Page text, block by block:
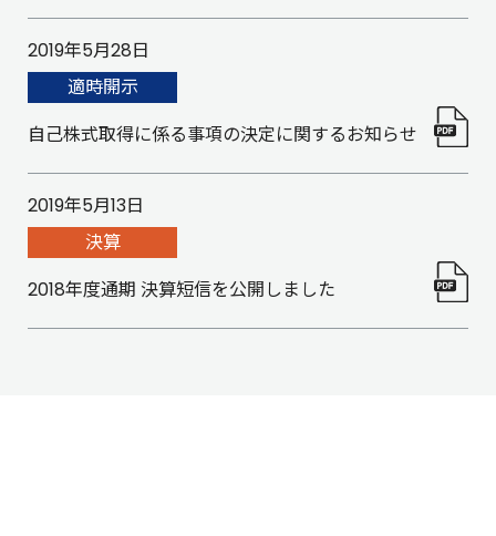
2019年5月28日
適時開示
自己株式取得に係る事項の決定に関するお知らせ
2019年5月13日
決算
2018年度通期 決算短信を公開しました